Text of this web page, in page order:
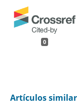
0
Artículos